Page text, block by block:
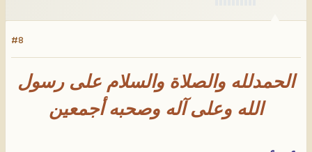
#8
الحمدلله والصلاة والسلام على رسول
الله وعلى آله وصحبه أجمعين